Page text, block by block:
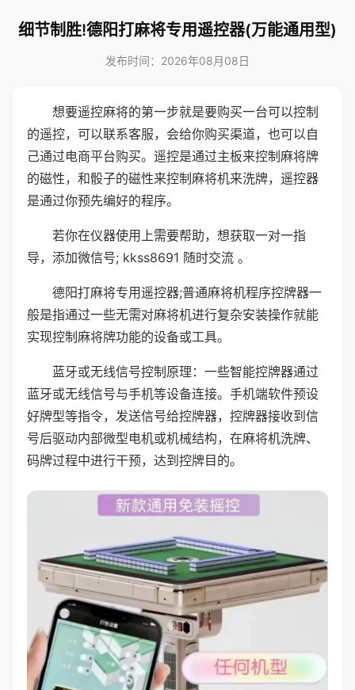
细节制胜!德阳打麻将专用遥控器(万能通用型)
发布时间：2026年08月08日
想要遥控麻将的第一步就是要购买一台可以控制
的遥控，可以联系客服，会给你购买渠道，也可以自
己通过电商平台购买。遥控是通过主板来控制麻将牌
的磁性，和骰子的磁性来控制麻将机来洗牌，遥控器
是通过你预先编好的程序。
若你在仪器使用上需要帮助，想获取一对一指
导，添加微信号; kkss8691 随时交流 。
德阳打麻将专用遥控器;普通麻将机程序控牌器一
般是指通过一些无需对麻将机进行复杂安装操作就能
实现控制麻将牌功能的设备或工具。
蓝牙或无线信号控制原理：一些智能控牌器通过
蓝牙或无线信号与手机等设备连接。手机端软件预设
好牌型等指令，发送信号给控牌器，控牌器接收到信
号后驱动内部微型电机或机械结构，在麻将机洗牌、
码牌过程中进行干预，达到控牌目的。